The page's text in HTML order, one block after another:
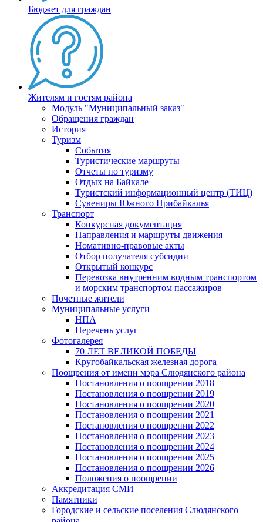
Бюджет для граждан
Жителям и гостям района
Модуль "Муниципальный заказ"
Обращения граждан
История
Туризм
События
Туристические маршруты
Отчеты по туризму
Отдых на Байкале
Туристский информационный центр (ТИЦ)
Сувениры Южного Прибайкалья
Транспорт
Конкурсная документация
Направления и маршруты движения
Номативно-правовые акты
Отбор получателя субсидии
Открытый конкурс
Перевозка внутренним водным транспортом
и морским транспортом пассажиров
Почетные жители
Муниципальные услуги
НПА
Перечень услуг
Фотогалерея
70 ЛЕТ ВЕЛИКОЙ ПОБЕДЫ
Кругобайкальская железная дорога
Поощрения от имени мэра Слюдянского района
Постановления о поощрении 2018
Постановления о поощрении 2019
Постановления о поощрении 2020
Постановления о поощрении 2021
Постановления о поощрении 2022
Постановления о поощрении 2023
Постановления о поощрении 2024
Постановления о поощрении 2025
Постановления о поощрении 2026
Положения о поощрении
Аккредитация СМИ
Памятники
Городские и сельские поселения Слюдянского